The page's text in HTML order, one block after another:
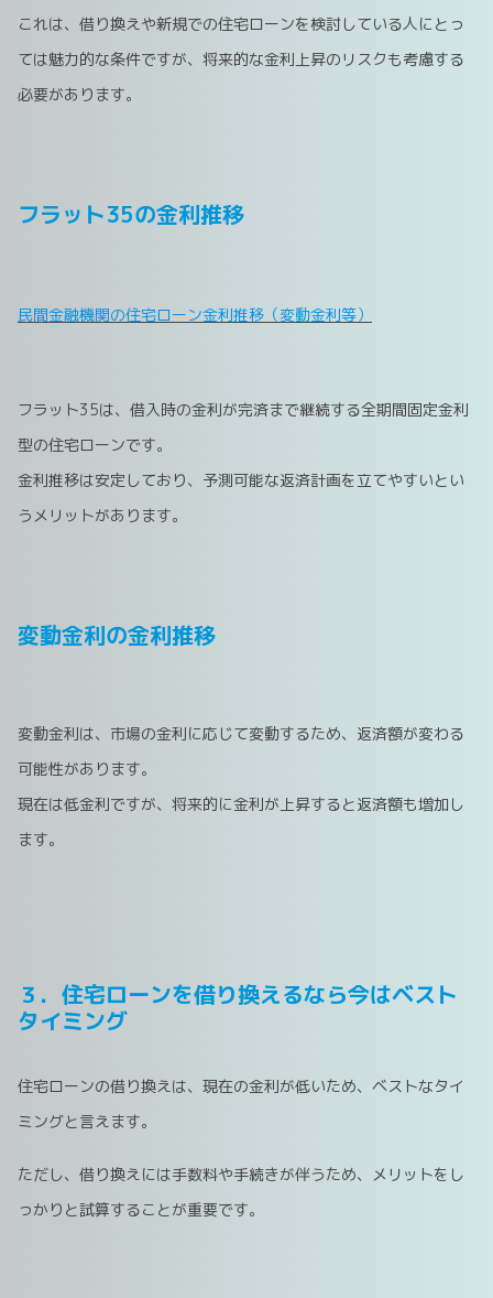
これは、借り換えや新規での住宅ローンを検討している人にとっ
ては魅力的な条件ですが、将来的な金利上昇のリスクも考慮する
必要があります。
フラット35の金利推移
民間金融機関の住宅ローン金利推移（変動金利等）
フラット35は、借入時の金利が完済まで継続する全期間固定金利
型の住宅ローンです。
金利推移は安定しており、予測可能な返済計画を立てやすいとい
うメリットがあります。
変動金利の金利推移
変動金利は、市場の金利に応じて変動するため、返済額が変わる
可能性があります。
現在は低金利ですが、将来的に金利が上昇すると返済額も増加し
ます。
３．住宅ローンを借り換えるなら今はベスト
タイミング
住宅ローンの借り換えは、現在の金利が低いため、ベストなタイ
ミングと言えます。
ただし、借り換えには手数料や手続きが伴うため、メリットをし
っかりと試算することが重要です。